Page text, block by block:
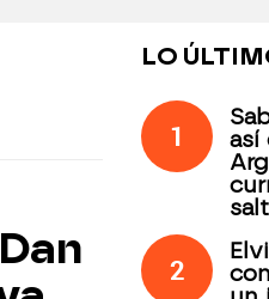
LO
1
así
2